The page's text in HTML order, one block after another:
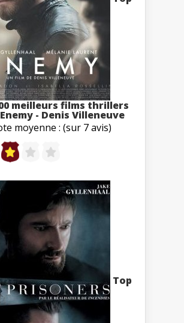
meilleurs films thrillers
Enemy - Denis Villeneuve
moyenne : (sur 7 avis)
Top